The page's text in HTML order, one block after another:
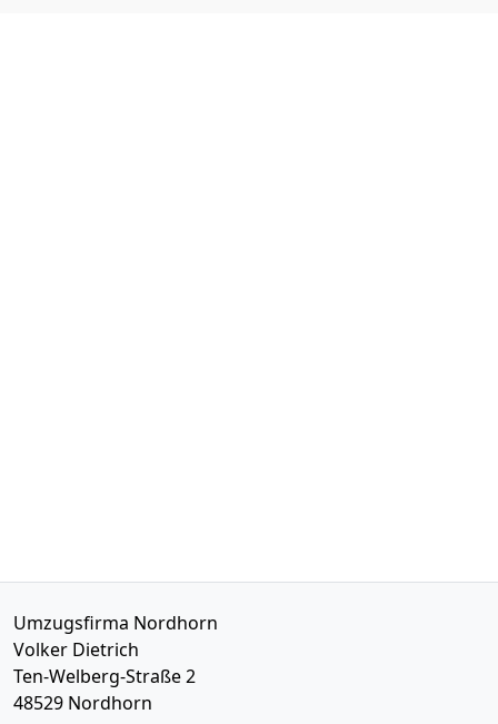
Umzugsfirma Nordhorn
Volker Dietrich
Ten-Welberg-Straße 2
48529 Nordhorn